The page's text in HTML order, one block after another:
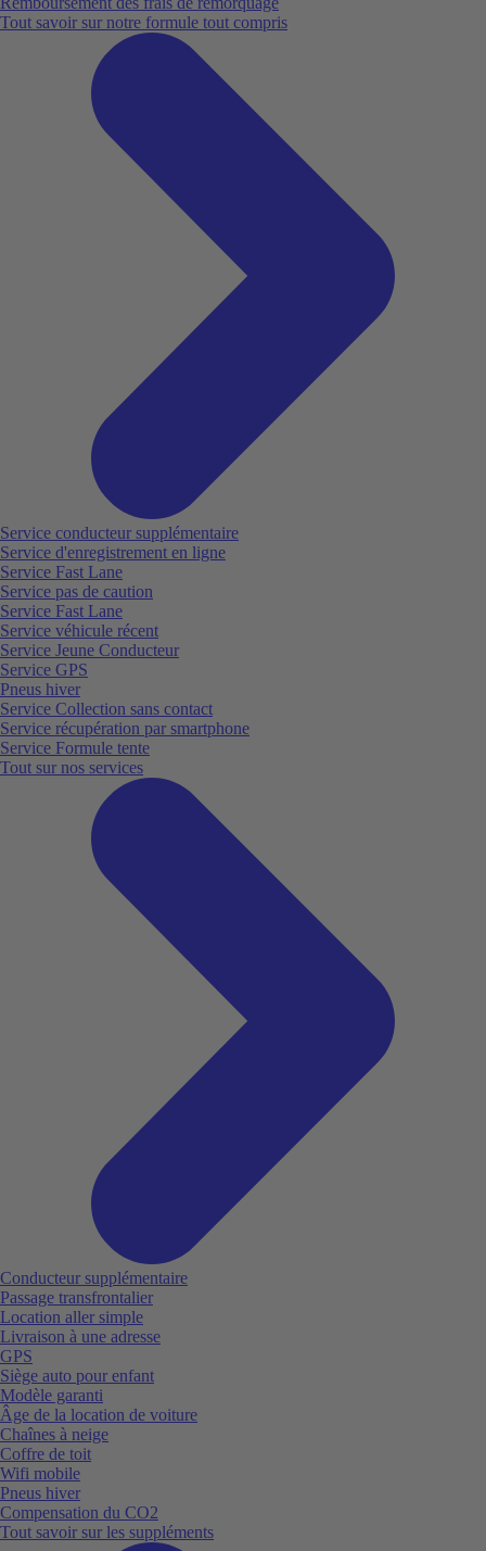
Tout savoir sur notre formule tout compris
Service conducteur supplémentaire
Service d'enregistrement en ligne
Service Fast Lane
Service pas de caution
Service Fast Lane
Service véhicule récent
Service Jeune Conducteur
Service GPS
Pneus hiver
Service Collection sans contact
Service récupération par smartphone
Service Formule tente
Tout sur nos services
Conducteur supplémentaire
Passage transfrontalier
Location aller simple
Livraison à une adresse
GPS
Siège auto pour enfant
Modèle garanti
Âge de la location de voiture
Chaînes à neige
Coffre de toit
Wifi mobile
Pneus hiver
Compensation du CO2
Tout savoir sur les suppléments